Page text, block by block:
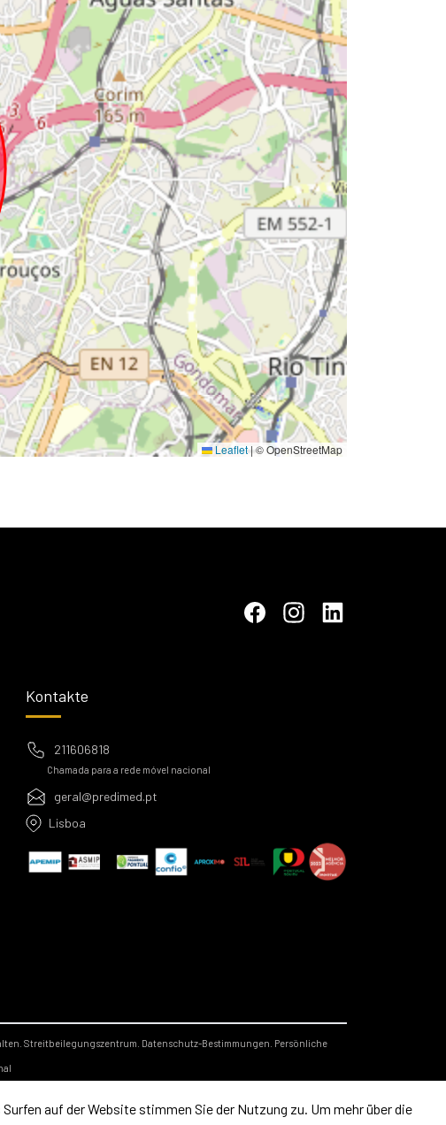
Leaflet|© OpenStreetMap
Kontakte
211606818
Chamada para a rede móvel nacional
geral@predimed.pt
Lisboa
Streitbeilegungszentrum. Datenschutz-Bestimmungen. Persönliche
auf der Website stimmen Sie der Nutzung zu. Um mehr über die